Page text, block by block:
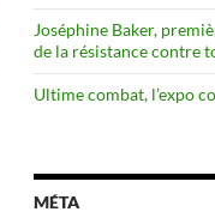
Joséphine Baker,
de la résistance contre
Ultime combat, l’expo
MÉTA